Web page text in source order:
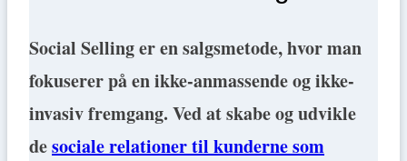
Social Selling er en salgsmetode, hvor man
fokuserer på en ikke-anmassende og ikke-
invasiv fremgang. Ved at skabe og udvikle
desociale relationer til kunderne som